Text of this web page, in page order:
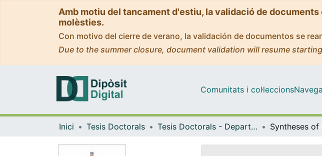
Amb motiu del tancament d'estiu, la validació de
molèsties.
Con motivo del cierre de verano, la validación de documentos se
Due to the summer closure, document validation will resume
Comunitats i col·leccions
Inici Tesis Doctorals Tesis Doctorals - Departament - Química Orgànica